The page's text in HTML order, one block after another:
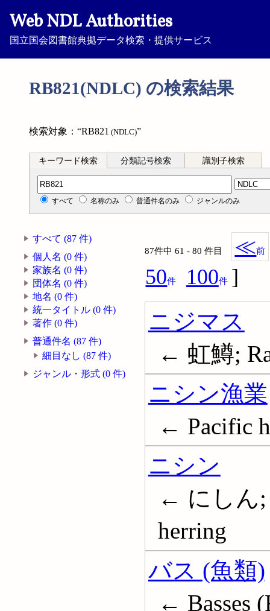
Web NDL Authorities
国立国会図書館典拠データ検索・提供サービス
RB821(NDLC) の検索結果
検索対象：“RB821 (NDLC)”
キーワード検索 分類記号検索 識別子検索
分類記号検索
すべて 名称のみ 普通件名のみ ジャンルのみ
すべて (87 件)
個人名 (0 件)
家族名 (0 件)
団体名 (0 件)
地名 (0 件)
統一タイトル (0 件)
著作 (0 件)
普通件名 (87 件)
細目なし (87 件)
ジャンル・形式 (0 件)
87件中 61 - 80 件目 ≪前
50件 100件 ]
ニジマス
← 虹鱒;
ニシン漁業
← Pacific
ニシン
← にしん;
herring
バス (魚類)
← Basses